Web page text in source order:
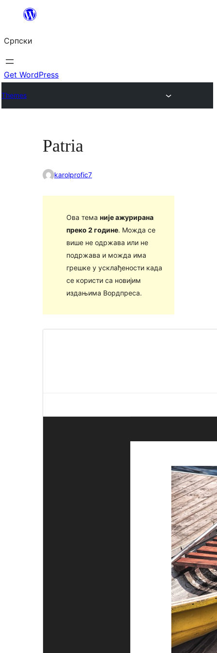
Скочи
садржај
Српски
Get WordPress
Themes
Patria
karolprofic7
Ова тема није ажурирана
преко 2 године. Можда се
више не одржава или не
подржава и можда има
грешке у усклађености када
се користи са новијим
издањима Вордпреса.